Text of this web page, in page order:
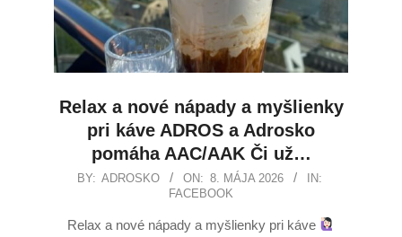
Relax a nové nápady a myšlienky
pri káve ADROS a Adrosko
pomáha AAC/AAK Či už…
BY: ADROSKO ON: 8. MÁJA 2026
IN:
FACEBOOK
Relax a nové nápady a myšlienky pri káve